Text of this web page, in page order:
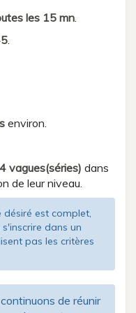
les 15 mn.
.
environ.
4 vagues(séries) dans
de leur niveau.
désiré est complet,
dans un
pas les critères
de réunir